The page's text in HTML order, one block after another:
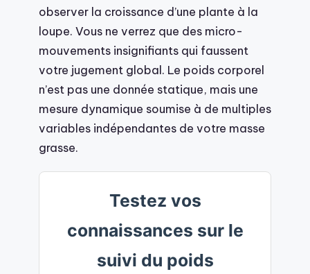
observer la croissance d’une plante à la
loupe. Vous ne verrez que des micro-
mouvements insignifiants qui faussent
votre jugement global. Le poids corporel
n’est pas une donnée statique, mais une
mesure dynamique soumise à de multiples
variables indépendantes de votre masse
grasse.
Testez vos
connaissances sur le
suivi du poids